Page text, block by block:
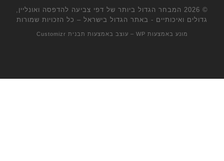
© 2026
המבחר הגדול ביותר של דפי צביעה להדפסה ואונליין,
גדולים ואיכותיים - באתר הגדול בישראל – כל הזכויות שמורות
מונע באמצעות WP – עוצב באמצעות תבנית Customizr